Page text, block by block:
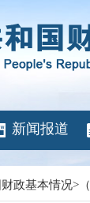
新闻报道
政基本情况>